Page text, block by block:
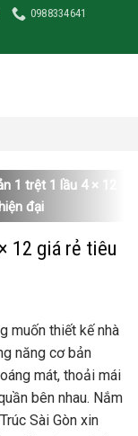
0988334641
1 trệt 1 lầu 4 × 12
đại
12 giá rẻ tiêu
muốn thiết kế nhà
năng cơ bản
mát, thoải mái
bên nhau. Nắm
Sài Gòn xin